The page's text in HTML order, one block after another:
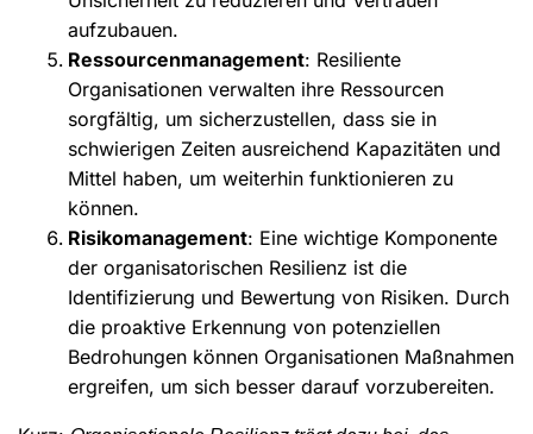
aufzubauen.
Ressourcenmanagement: Resiliente
Organisationen verwalten ihre Ressourcen
sorgfältig, um sicherzustellen, dass sie in
schwierigen Zeiten ausreichend Kapazitäten und
Mittel haben, um weiterhin funktionieren zu
können.
Risikomanagement: Eine wichtige Komponente
der organisatorischen Resilienz ist die
Identifizierung und Bewertung von Risiken. Durch
die proaktive Erkennung von potenziellen
Bedrohungen können Organisationen Maßnahmen
ergreifen, um sich besser darauf vorzubereiten.